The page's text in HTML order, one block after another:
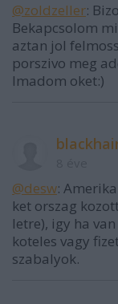
@zoldzeller:
Bekapcsolom
aztan jol
porszivo meg
Imadom oket:)
@desw:
ket orszag
letre), igy ha
koteles vagy
szabalyok.